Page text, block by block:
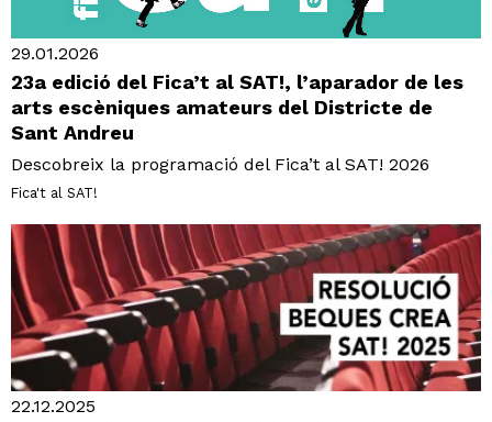
29.01.2026
23a edició del Fica’t al SAT!, l’aparador de les
arts escèniques amateurs del Districte de
Sant Andreu
Descobreix la programació del Fica’t al SAT! 2026
Fica't al SAT!
22.12.2025